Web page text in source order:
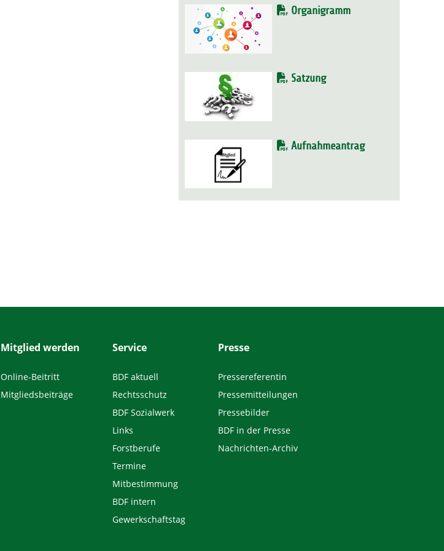
Organigramm
Satzung
Aufnahmeantrag
Mitglied werden
Online-Beitritt
Mitgliedsbeiträge
Service
BDF aktuell
Rechtsschutz
BDF Sozialwerk
Links
Forstberufe
Termine
Mitbestimmung
BDF intern
Gewerkschaftstag
Presse
Pressereferentin
Pressemitteilungen
Pressebilder
BDF in der Presse
Nachrichten-Archiv